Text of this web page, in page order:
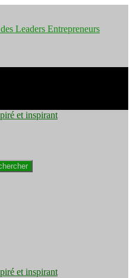
Pourquoi
et inspirant
et inspirant